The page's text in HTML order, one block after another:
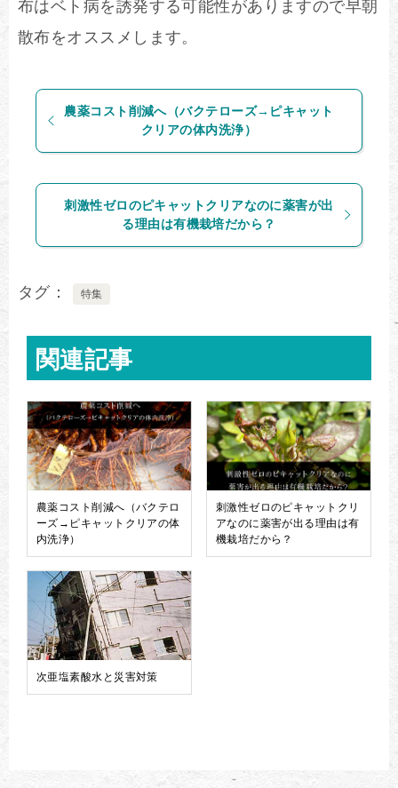
布はベト病を誘発する可能性がありますので早朝
散布をオススメします。
農薬コスト削減へ（バクテローズ→ピキャット
クリアの体内洗浄）
刺激性ゼロのピキャットクリアなのに薬害が出
る理由は有機栽培だから？
タグ 特集
関連記事
農薬コスト削減へ（バクテロ
ーズ→ピキャットクリアの体
内洗浄）
刺激性ゼロのピキャットクリ
アなのに薬害が出る理由は有
機栽培だから？
次亜塩素酸水と災害対策